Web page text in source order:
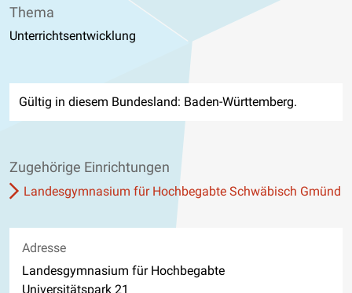
Thema
Unterrichtsentwicklung
Gültig in diesem Bundesland: Baden-Württemberg.
Zugehörige Einrichtungen
Landesgymnasium für Hochbegabte Schwäbisch Gmünd
Adresse
Landesgymnasium für Hochbegabte
Universitätspark 21